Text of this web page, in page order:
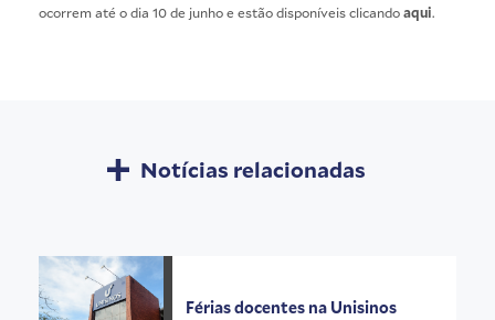
ocorrem até o dia 10 de junho e estão disponíveis clicandoaqui.
Notícias relacionadas
Férias docentes na Unisinos